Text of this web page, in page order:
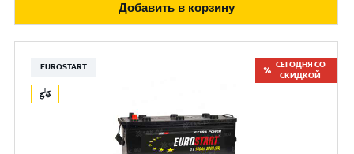
Добавить в корзину
EUROSTART
СЕГОДНЯ СО
СКИДКОЙ